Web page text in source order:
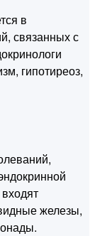
в
связанных с
гипотиреоз,
железы,